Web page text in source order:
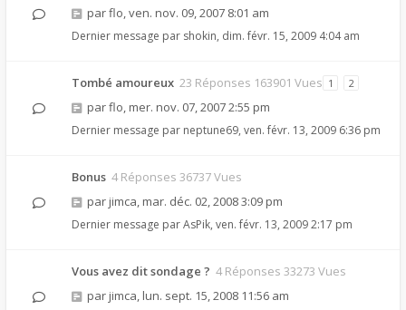
parflo,ven. nov. 09, 2007 8:01 am
Dernier message par shokin, dim. févr. 15, 2009 4:04 am
Tombé amoureux 23 Réponses 163901 Vues 1 2
parflo, mer. nov. 07, 2007 2:55 pm
Dernier message par neptune69, ven. févr. 13, 2009 6:36 pm
Bonus 4 Réponses 36737 Vues
par jimca, mar. déc. 02, 2008 3:09 pm
Dernier message parAsPik, ven. févr. 13, 2009 2:17 pm
Vous avez dit sondage ? 4 Réponses 33273 Vues
par jimca, lun. sept. 15, 2008 11:56 am